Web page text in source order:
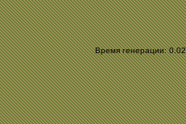
Время генерации: